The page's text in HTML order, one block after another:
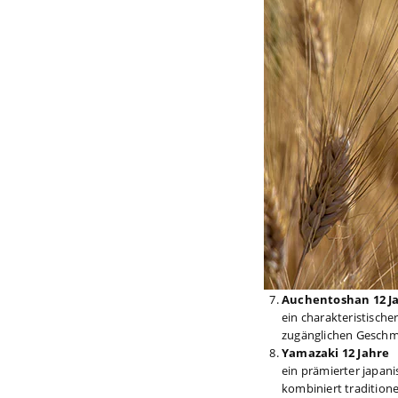
Auchentoshan 12
ein
zugänglichen
Yamazaki 12 Jahre
ein prämierter
kombiniert